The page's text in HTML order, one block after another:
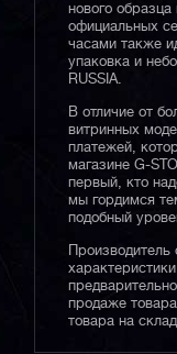
нового
официальных
часами также
упаковка и
RUSSIA.
В отличие от
витринных
платежей,
магазине G-
первый, кто
мы гордимся
подобный
продаже
товара на